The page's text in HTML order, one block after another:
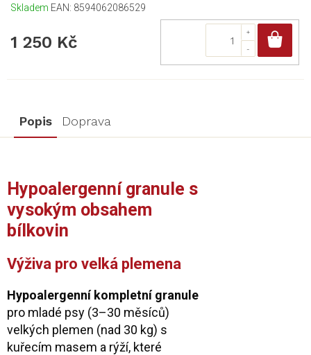
Skladem EAN: 8594062086529
1 250 Kč
Popis Doprava
Hypoalergenní granule s
vysokým obsahem
bílkovin
Výživa pro velká plemena
Hypoalergenní kompletní granule
pro mladé psy (3–30 měsíců)
velkých plemen (nad 30 kg) s
kuřecím masem a rýží, které